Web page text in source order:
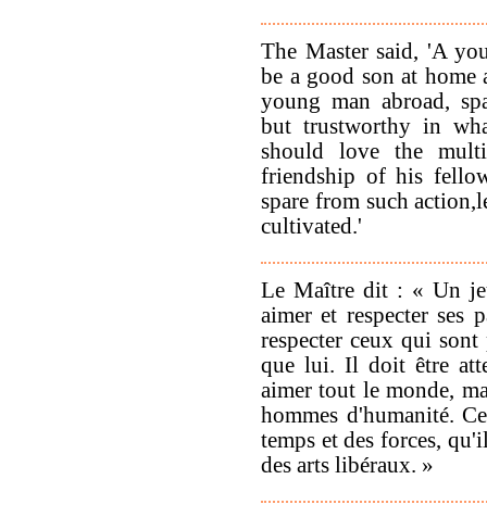
The Master said, 'A
be a good son at home
young man abroad,
but trustworthy in
should love the
friendship of his
spare from such
cultivated.'
Le Maître dit : « Un
aimer et respecter ses
respecter ceux qui
que lui. Il doit être
aimer tout le monde,
hommes d'humanité.
temps et des forces,
des arts libéraux. »